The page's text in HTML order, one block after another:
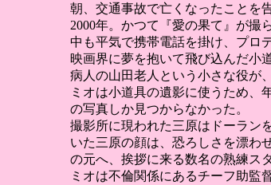
朝、交通事故で亡くなったことを
2000年。かつて『愛の果て』が
中も平気で携帯電話を掛け、プロ
映画界に夢を抱いて飛び込んだ小
病人の山田老人という小さな役が
ミオは小道具の遺影に使うため、
の写真しか見つからなかった。
撮影所に現われた三原はドーラン
いた三原の顔は、恐ろしさを漂わ
の元へ、挨拶に来る数名の熟練ス
ミオは不倫関係にあるチーフ助監